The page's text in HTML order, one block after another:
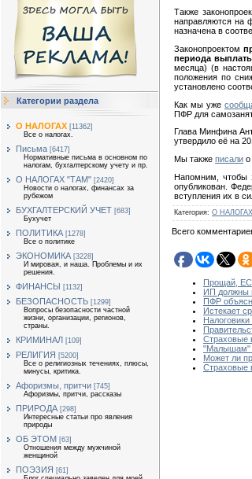
Категории раздела
О НАЛОГАХ [11362]
Все о налогах.
Письма [6417]
Нормативные письма в основном по
налогам, бухгалтерскому учету и пр.
О НАЛОГАХ "ТАМ" [2420]
Новости о налогах, финансах за
рубежом
БУХГАЛТЕРСКИЙ УЧЕТ [683]
Бухучет
ПОЛИТИКА [1278]
Все о политике
ЭКОНОМИКА [3228]
И мировая, и наша. Проблемы и их
решения.
ФИНАНСЫ [1132]
БЕЗОПАСНОСТЬ [1299]
Вопросы безопасности частной
жизни, организации, регионов,
страны.
КРИМИНАЛ [109]
РЕЛИГИЯ [5200]
Все о религиозных течениях, плюсы,
минусы, критика.
Афоризмы, притчи [745]
Афоризмы, притчи, рассказы
ПРИРОДА [298]
Интересные статьи про явления
природы
ОБ ЭТОМ [63]
Отношения между мужчиной
женщиной
ПОЭЗИЯ [61]
Также
направляются на
назначена в
Законопроектом
периода
месяца) (в
положения по
установлено
Как мы уже
ПФР для
Глава Минфина
утвердило её на
Мы также писали о
Напомним, чтобы
опубликован.
вступления их в
Категория: О НАЛОГАХ
Всего
Прощай,
ИП должны
ПФР
Истекает
Страховые
"Малышам"
Может ли
Страховые